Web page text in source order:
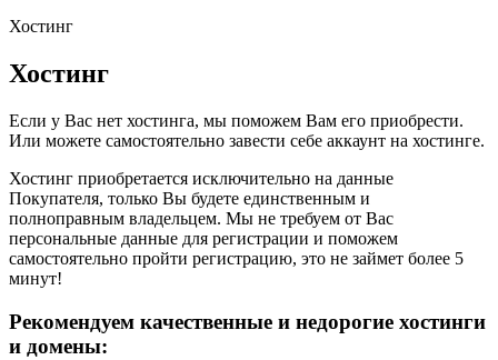
Хостинг
Хостинг
Если у Вас нет хостинга, мы поможем Вам его приобрести.
Или можете самостоятельно завести себе аккаунт на хостинге.
Хостинг приобретается исключительно на данные
Покупателя, только Вы будете единственным и
полноправным владельцем. Мы не требуем от Вас
персональные данные для регистрации и поможем
самостоятельно пройти регистрацию, это не займет более 5
минут!
Рекомендуем качественные и недорогие хостинги
и домены: